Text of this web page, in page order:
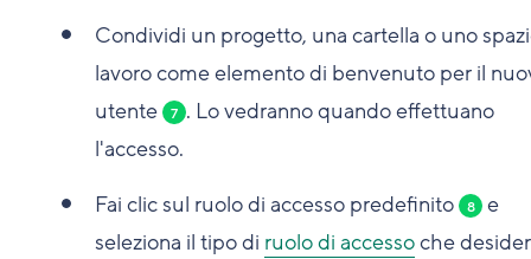
Condividi un progetto, una cartella o uno
lavoro come elemento di benvenuto per il
utente
7 . Lo vedranno quando effettuano
l'accesso.
Fai clic sul ruolo di accesso predefinito
8
e
seleziona il tipo di ruolo di accessoche